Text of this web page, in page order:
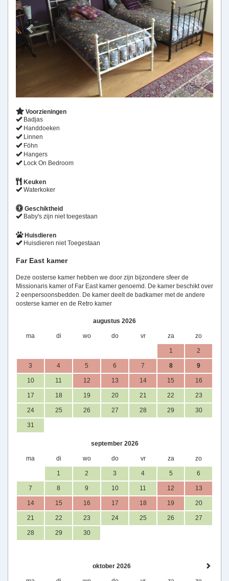
Voorzieningen
Badjas
Handdoeken
Linnen
Föhn
Hangers
Lock On Bedroom
Keuken
Waterkoker
Geschiktheid
Baby's zijn niet toegestaan
Huisdieren
Huisdieren niet Toegestaan
Far East kamer
Deze oosterse kamer hebben we door zijn bijzondere sfeer de
Missionaris kamer of Far East kamer genoemd. De kamer beschikt over
2 eenpersoonsbedden. De kamer deelt de badkamer met de andere
oosterse kamer en de Retro kamer
augustus 2026
ma di wo do vr za zo
1 2
3 4 5 6 7 8 9
10 11 12 13 14 15 16
17 18 19 20 21 22 23
24 25 26 27 28 29 30
31
september 2026
ma di wo do vr za zo
1 2 3 4 5 6
7 8 9 10 11 12 13
14 15 16 17 18 19 20
21 22 23 24 25 26 27
28 29 30
oktober 2026